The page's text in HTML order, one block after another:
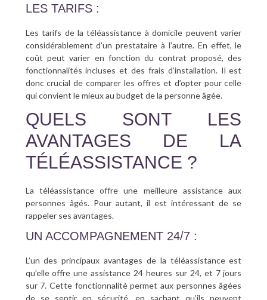
LES TARIFS :
Les tarifs de la téléassistance à domicile peuvent varier
considérablement d’un prestataire à l’autre. En effet, le
coût peut varier en fonction du contrat proposé, des
fonctionnalités incluses et des frais d’installation. Il est
donc crucial de comparer les offres et d’opter pour celle
qui convient le mieux au budget de la personne âgée.
QUELS SONT LES
AVANTAGES DE LA
TÉLÉASSISTANCE ?
La téléassistance offre une meilleure assistance aux
personnes âgés. Pour autant, il est intéressant de se
rappeler ses avantages.
UN ACCOMPAGNEMENT 24/7 :
L’un des principaux avantages de la téléassistance est
qu’elle offre une assistance 24 heures sur 24, et 7 jours
sur 7. Cette fonctionnalité permet aux personnes âgées
de se sentir en sécurité, en sachant qu’ils peuvent